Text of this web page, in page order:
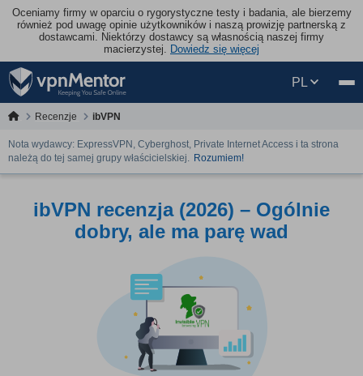
Oceniamy firmy w oparciu o rygorystyczne testy i badania, ale bierzemy
również pod uwagę opinie użytkowników i naszą prowizję partnerską z
dostawcami. Niektórzy dostawcy są własnością naszej firmy
macierzystej. Dowiedz się więcej
PL
Recenzje ibVPN
Nota wydawcy: ExpressVPN, Cyberghost, Private Internet Access i ta strona
należą do tej samej grupy właścicielskiej. Rozumiem!
ibVPN recenzja (2026) – Ogólnie
dobry, ale ma parę wad